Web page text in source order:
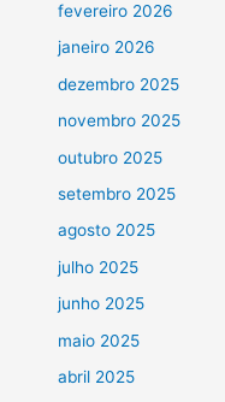
fevereiro 2026
janeiro 2026
dezembro 2025
novembro 2025
outubro 2025
setembro 2025
agosto 2025
julho 2025
junho 2025
maio 2025
abril 2025